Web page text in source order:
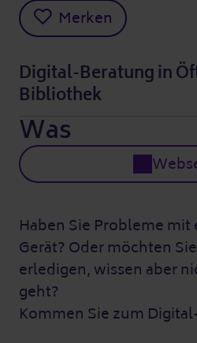
Merken
Digital-Beratung in
Bibliothek
Was
Haben Sie Probleme
Gerät? Oder möchten
erledigen, wissen aber
geht?
Kommen Sie zum